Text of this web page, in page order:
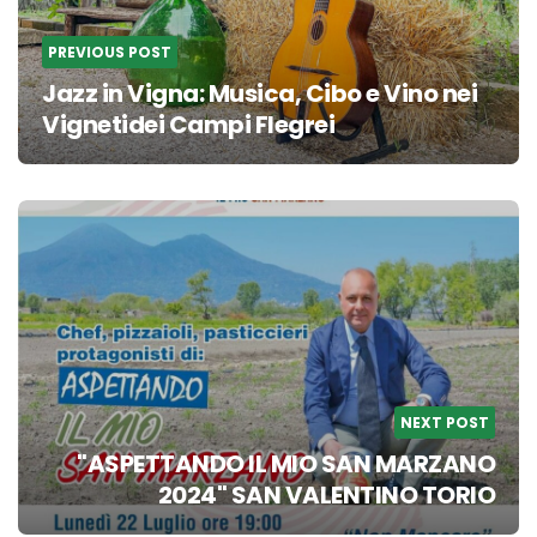
PREVIOUS POST
Jazz in Vigna: Musica, Cibo e Vino nei
Vignetidei Campi Flegrei
NEXT POST
"ASPETTANDO IL MIO SAN MARZANO
2024" SAN VALENTINO TORIO